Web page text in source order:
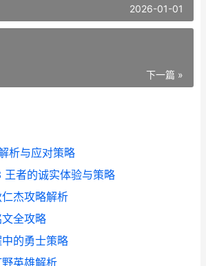
2026-01-01
下一篇 »
析与应对策略
王者的诚实体验与策略
杰攻略解析
全攻略
的勇士策略
英雄解析